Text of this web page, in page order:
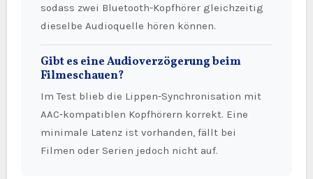
sodass zwei Bluetooth-Kopfhörer gleichzeitig
dieselbe Audioquelle hören können.
Gibt es eine Audioverzögerung beim
Filmeschauen?
Im Test blieb die Lippen-Synchronisation mit
AAC‑kompatiblen Kopfhörern korrekt. Eine
minimale Latenz ist vorhanden, fällt bei
Filmen oder Serien jedoch nicht auf.